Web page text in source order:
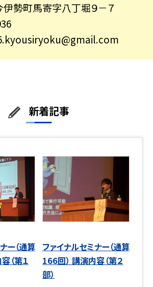
勢町馬寄字八丁堀９－７
新着記事
ー（通算
（第１
ファイナルセミナー（通算
166回） 講演内容（第２
部）